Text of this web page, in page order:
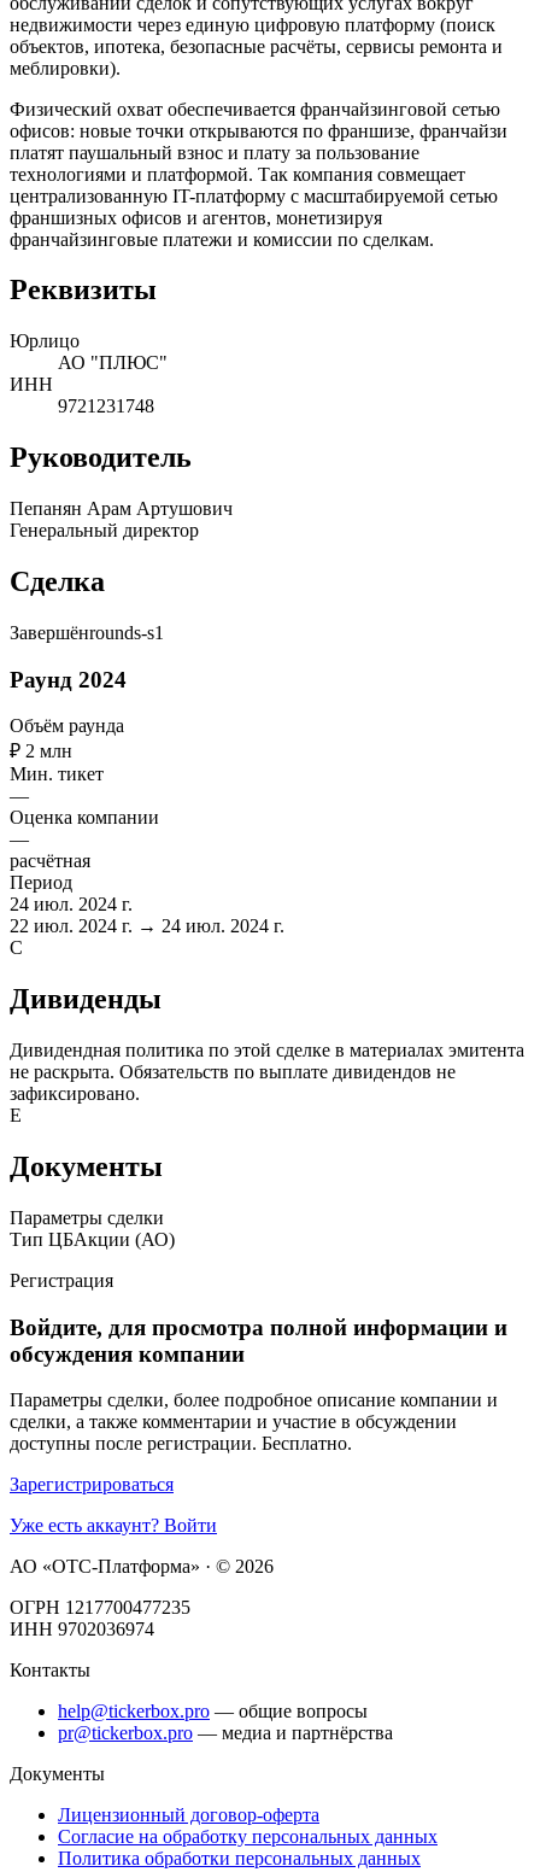
недвижимости через единую цифровую платформу (поиск
объектов, ипотека, безопасные расчёты, сервисы ремонта и
меблировки).
Физический охват обеспечивается франчайзинговой сетью
офисов: новые точки открываются по франшизе, франчайзи
платят паушальный взнос и плату за пользование
технологиями и платформой. Так компания совмещает
централизованную IT-платформу с масштабируемой сетью
франшизных офисов и агентов, монетизируя
франчайзинговые платежи и комиссии по сделкам.
Реквизиты
Юрлицо
АО "ПЛЮС"
ИНН
9721231748
Руководитель
Пепанян Арам Артушович
Генеральный директор
Сделка
Завершёнrounds-s1
Раунд 2024
Объём раунда
₽ 2 млн
Мин. тикет
—
Оценка компании
—
расчётная
Период
24 июл. 2024 г.
22 июл. 2024 г. → 24 июл. 2024 г.
C
Дивиденды
Дивидендная политика по этой сделке в материалах эмитента
не раскрыта. Обязательств по выплате дивидендов не
зафиксировано.
E
Документы
Параметры сделки
Тип ЦБАкции (АО)
Регистрация
Войдите, для просмотра полной информации и
обсуждения компании
Параметры сделки, более подробное описание компании и
сделки, а также комментарии и участие в обсуждении
доступны после регистрации. Бесплатно.
Зарегистрироваться
Уже есть аккаунт? Войти
АО «ОТС-Платформа» · © 2026
ОГРН 1217700477235
ИНН 9702036974
Контакты
help@tickerbox.pro — общие вопросы
pr@tickerbox.pro — медиа и партнёрства
Документы
Лицензионный договор-оферта
Согласие на обработку персональных данных
Политика обработки персональных данных